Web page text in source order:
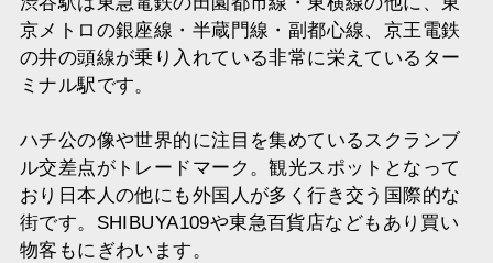
京メトロの銀座線・半蔵門線・副都心線、京王電鉄
の井の頭線が乗り入れている非常に栄えているター
ミナル駅です。
ハチ公の像や世界的に注目を集めているスクランブ
ル交差点がトレードマーク。観光スポットとなって
おり日本人の他にも外国人が多く行き交う国際的な
街です。SHIBUYA109や東急百貨店などもあり買い
物客もにぎわいます。